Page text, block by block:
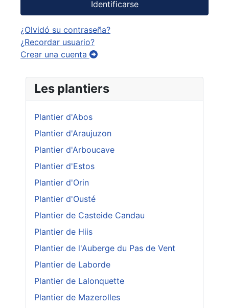
Identificarse
¿Olvidó su contraseña?
¿Recordar usuario?
Crear una cuenta
Les plantiers
Plantier d'Abos
Plantier d'Araujuzon
Plantier d'Arboucave
Plantier d'Estos
Plantier d'Orin
Plantier d'Ousté
Plantier de Casteide Candau
Plantier de Hiis
Plantier de l'Auberge du Pas de Vent
Plantier de Laborde
Plantier de Lalonquette
Plantier de Mazerolles